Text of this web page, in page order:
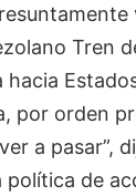
Tren
por orden
a pasar”,
política de